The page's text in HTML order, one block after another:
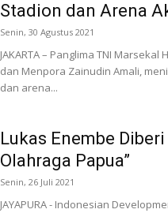
Stadion dan Arena
Senin, 30 Agustus 2021
JAKARTA – Panglima TNI
dan Menpora Zainudin Amali,
dan arena...
Lukas Enembe
Olahraga Papua”
Senin, 26 Juli 2021
JAYAPURA - Indonesian